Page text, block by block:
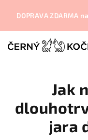
DOPRAVA ZDARMA
Jak
jara